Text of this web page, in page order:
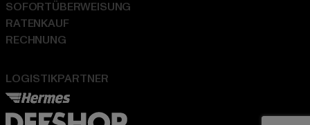
LOGISTIKPARTNER
SOFORTÜBERWEISUNG
RATENKAUF
RECHNUNG